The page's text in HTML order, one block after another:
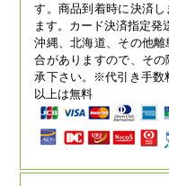
す。商品到着時に決済
ます。カード決済指定発
沖縄、北海道、その他
合がありますので、そ
承下さい。※代引き手数
以上は無料